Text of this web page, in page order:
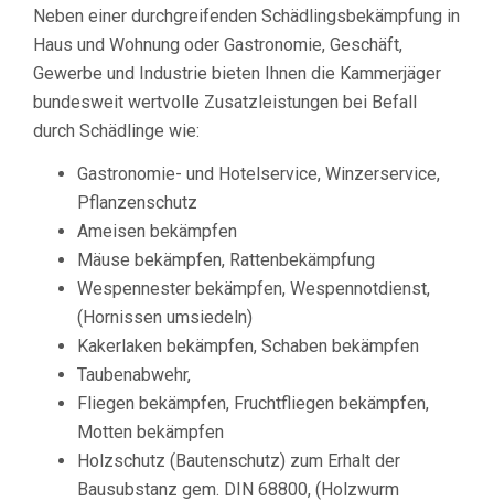
Neben einer durchgreifenden Schädlingsbekämpfung in
Haus und Wohnung oder Gastronomie, Geschäft,
Gewerbe und Industrie bieten Ihnen die Kammerjäger
bundesweit wertvolle Zusatzleistungen bei Befall
durch Schädlinge wie:
Gastronomie- und Hotelservice, Winzerservice,
Pflanzenschutz
Ameisen bekämpfen
Mäuse bekämpfen, Rattenbekämpfung
Wespennester bekämpfen, Wespennotdienst,
(Hornissen umsiedeln)
Kakerlaken bekämpfen, Schaben bekämpfen
Taubenabwehr,
Fliegen bekämpfen, Fruchtfliegen bekämpfen,
Motten bekämpfen
Holzschutz (Bautenschutz) zum Erhalt der
Bausubstanz gem. DIN 68800, (Holzwurm